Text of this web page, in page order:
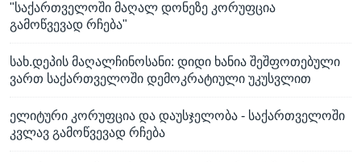
"საქართველოში მაღალ დონეზე კორუფცია
გამოწვევად რჩება"
სახ.დეპის მაღალჩინოსანი: დიდი ხანია შეშფოთებული
ვართ საქართველოში დემოკრატიული უკუსვლით
ელიტური კორუფცია და დაუსჯელობა - საქართველოში
კვლავ გამოწვევად რჩება